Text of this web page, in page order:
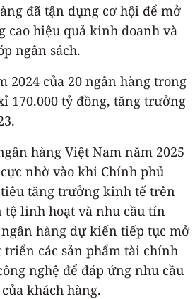
đã tận dụng cơ hội để mở
cao hiệu quả kinh doanh và
ngân sách.
2024 của 20 ngân hàng trong
170.000 tỷ đồng, tăng trưởng
hàng Việt Nam năm 2025
nhờ vào khi Chính phủ
tăng trưởng kinh tế trên
tệ linh hoạt và nhu cầu tín
ngân hàng dự kiến tiếp tục mở
các sản phẩm tài chính
nghệ để đáp ứng nhu cầu
khách hàng.